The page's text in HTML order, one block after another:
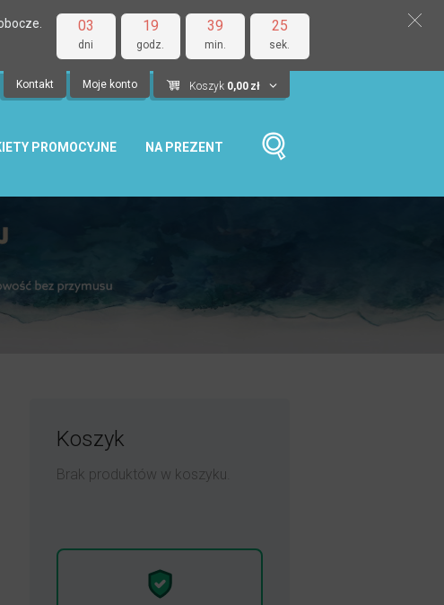
03
dni
19
godz.
39
min.
24
sek.
Kontakt Moje konto Koszyk 0,00 zł
PROMOCYJNE NA PREZENT
Koszyk
Brak produktów w koszyku.